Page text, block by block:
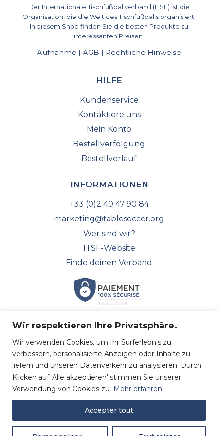
Wir respektieren Ihre Privatsphäre.
Wir verwenden Cookies, um Ihr Surferlebnis zu
verbessern, personalisierte Anzeigen oder Inhalte zu
liefern und unseren Datenverkehr zu analysieren. Durch
Klicken auf 'Alle akzeptieren' stimmen Sie unserer
Verwendung von Cookies zu. Mehr erfahren
Accepter tout
Der Internationale Tischfußballverband (ITSF) ist die
Organisation, die die Welt des Tischfußballs organisiert.
In diesem Shop finden Sie die besten Produkte zu
interessanten Preisen.
Aufnahme | AGB | Rechtliche Hinweise
HILFE
Kundenservice
Kontaktiere uns
Mein Konto
Bestellverfolgung
Bestellverlauf
INFORMATIONEN
+33 (0)2 40 47 90 84
marketing@tablesoccer.org
Wer sind wir?
ITSF-Website
Finde deinen Verband
FOLGEN SIE UNS!
folgen Sie uns in den sozialen Medien.
Site Web réalisé par Slagon® digital